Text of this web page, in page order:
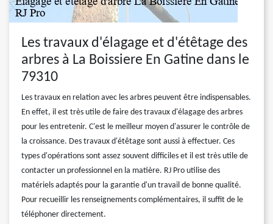
Les travaux d'élagage et d'étêtage des
arbres à La Boissiere En Gatine dans le
79310
Les travaux en relation avec les arbres peuvent être indispensables.
En effet, il est très utile de faire des travaux d'élagage des arbres
pour les entretenir. C'est le meilleur moyen d'assurer le contrôle de
la croissance. Des travaux d'étêtage sont aussi à effectuer. Ces
types d'opérations sont assez souvent difficiles et il est très utile de
contacter un professionnel en la matière. RJ Pro utilise des
matériels adaptés pour la garantie d'un travail de bonne qualité.
Pour recueillir les renseignements complémentaires, il suffit de le
téléphoner directement.